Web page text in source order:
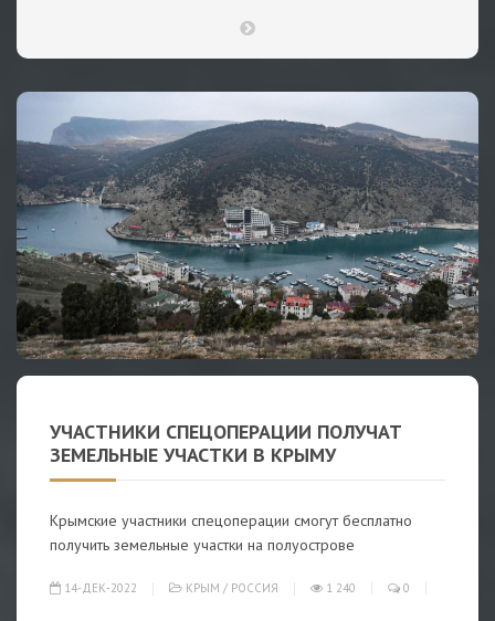
УЧАСТНИКИ СПЕЦОПЕРАЦИИ ПОЛУЧАТ
ЗЕМЕЛЬНЫЕ УЧАСТКИ В КРЫМУ
Крымские участники спецоперации смогут бесплатно
получить земельные участки на полуострове
14-ДЕК-2022 КРЫМ / РОССИЯ 1 240 0